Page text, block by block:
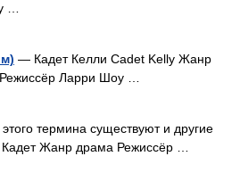
…
— Кадет Келли Cadet Kelly Жанр
Ларри Шоу …
термина существуют и другие
Кадет Жанр драма Режиссёр …